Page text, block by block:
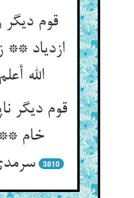
قوم دیگر
ازدیاد
الله
قوم دیگر
خام **
3810